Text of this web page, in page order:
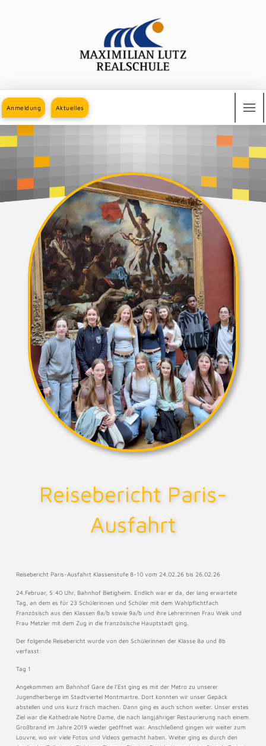
Anmeldung Aktuelles
Reisebericht Paris-
Ausfahrt
Reisebericht Paris-Ausfahrt Klassenstufe 8-10 vom 24.02.26 bis 26.02.26
24.Februar, 5:40 Uhr, Bahnhof Bietigheim. Endlich war er da, der lang erwartete
Tag, an dem es für 23 Schülerinnen und Schüler mit dem Wahlpflichtfach
Französisch aus den Klassen 8a/b sowie 9a/b und ihre Lehrerinnen Frau Weik und
Frau Metzler mit dem Zug in die französische Hauptstadt ging.
Der folgende Reisebericht wurde von den Schülerinnen der Klasse 8a und 8b
verfasst:
Tag 1
Angekommen am Bahnhof Gare de l’Est ging es mit der Metro zu unserer
Jugendherberge im Stadtviertel Montmartre. Dort konnten wir unser Gepäck
abstellen und uns kurz frisch machen. Dann ging es auch schon weiter. Unser erstes
Ziel war die Kathedrale Notre Dame, die nach langjähriger Restaurierung nach einem
Großbrand im Jahre 2019 wieder geöffnet war. Anschließend gingen wir weiter zum
Louvre, wo wir viele Fotos und Videos gemacht haben. Weiter ging es durch den